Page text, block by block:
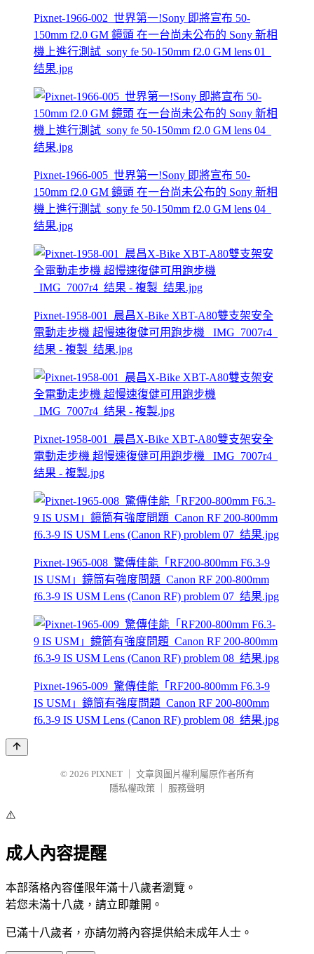
Pixnet-1966-002_世界第一!Sony 即將宣布 50-
150mm f2.0 GM 鏡頭 在一台尚未公布的 Sony 新相
機上進行測試_sony fe 50-150mm f2.0 GM lens 01_
结果.jpg
Pixnet-1966-005_世界第一!Sony 即將宣布 50-
150mm f2.0 GM 鏡頭 在一台尚未公布的 Sony 新相
機上進行測試_sony fe 50-150mm f2.0 GM lens 04_
结果.jpg
Pixnet-1958-001_晨昌X-Bike XBT-A80雙支架安全
電動走步機 超慢速復健可用跑步機 _IMG_7007r4_
结果 - 複製_结果.jpg
Pixnet-1958-001_晨昌X-Bike XBT-A80雙支架安全
電動走步機 超慢速復健可用跑步機 _IMG_7007r4_
结果 - 複製.jpg
Pixnet-1965-008_驚傳佳能「RF200-800mm F6.3-9
IS USM」鏡筒有強度問題_Canon RF 200-800mm
f6.3-9 IS USM Lens (Canon RF) problem 07_结果.jpg
Pixnet-1965-009_驚傳佳能「RF200-800mm F6.3-9
IS USM」鏡筒有強度問題_Canon RF 200-800mm
f6.3-9 IS USM Lens (Canon RF) problem 08_结果.jpg
© 2026 PIXNET
文章與圖片權利屬原作者所有
隱私權政策
服務聲明
⚠️
成人內容提醒
本部落格內容僅限年滿十八歲者瀏覽。
若您未滿十八歲，請立即離開。
已滿十八歲者，亦請勿將內容提供給未成年人士。